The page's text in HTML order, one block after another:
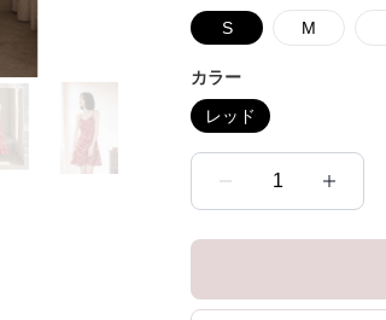
S M
カラー
レッド
1